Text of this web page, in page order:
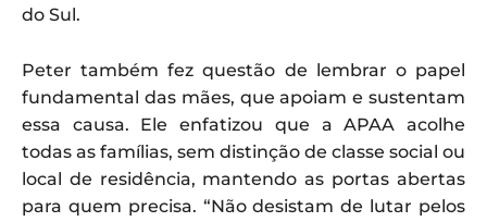
do Sul.
Peter também fez questão de lembrar o papel
fundamental das mães, que apoiam e sustentam
essa causa. Ele enfatizou que a APAA acolhe
todas as famílias, sem distinção de classe social ou
local de residência, mantendo as portas abertas
para quem precisa. “Não desistam de lutar pelos